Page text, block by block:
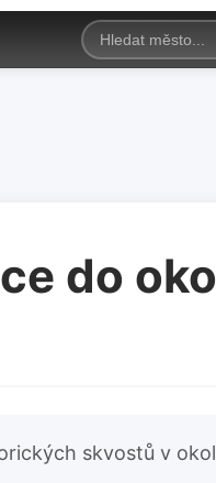
do
skvostů v